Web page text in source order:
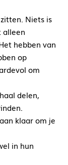
Niets is
alleen
hebben van
op
om
delen,
klaar om je
in hun